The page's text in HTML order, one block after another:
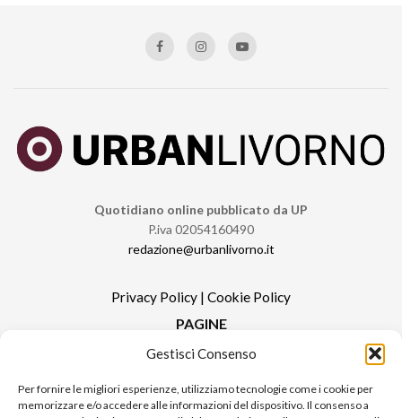
Gestisci Consenso
Per fornire le migliori esperienze, utilizziamo tecnologie come i cookie per
memorizzare e/o accedere alle informazioni del dispositivo. Il consenso a
Quotidiano online pubblicato da UP
P.iva 02054160490
redazione@urbanlivorno.it
Privacy Policy | Cookie Policy
PAGINE
Redazione
Contatti
Pubblicità